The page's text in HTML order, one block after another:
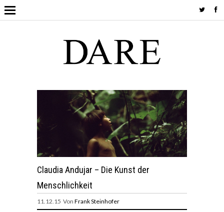
Claudia Andujar – Die Kunst der
Menschlichkeit
11.12.15 Von Frank Steinhofer